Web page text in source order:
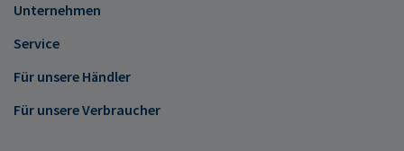
Unternehmen
Service
Für unsere Händler
Für unsere Verbraucher